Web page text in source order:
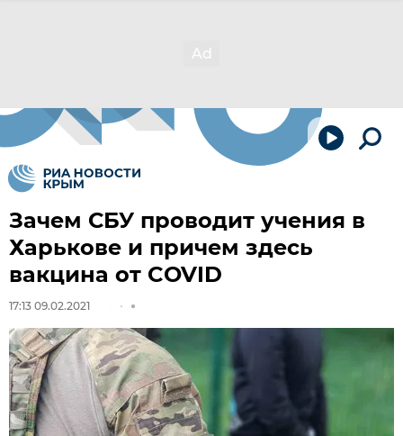
Зачем СБУ проводит учения в
Харькове и причем здесь
вакцина от COVID
17:13 09.02.2021